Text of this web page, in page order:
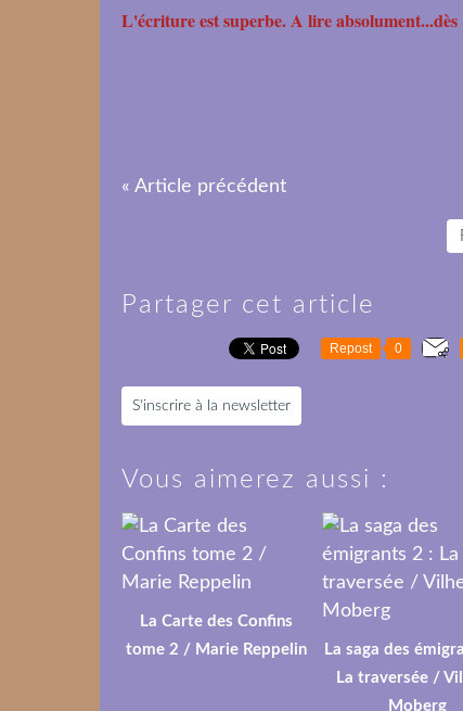
L'écriture est superbe. A lire absolument...dès
« Article précédent
Partager cet article
Repost 0
S'inscrire à la newsletter
Vous aimerez aussi :
La Carte des Confins
tome 2 / Marie Reppelin
La saga des
La traversée /
Moberg